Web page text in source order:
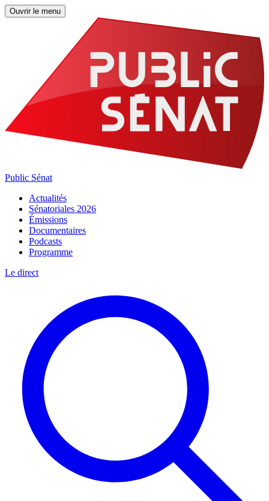
Ouvrir le menu
Public Sénat
Actualités
Sénatoriales 2026
Émissions
Documentaires
Podcasts
Programme
Le direct